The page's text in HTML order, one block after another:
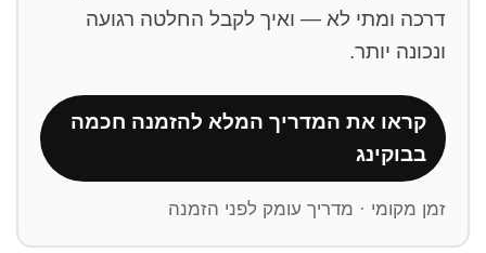
דרכה ומתי לא — ואיך לקבל החלטה רגועה
ונכונה יותר.
קראו את המדריך המלא להזמנה חכמה
בבוקינג
זמן מקומי · מדריך עומק לפני הזמנה